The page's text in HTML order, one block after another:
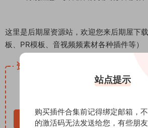
这里是后期屋资源站，欢迎您来后期屋下
板、PR模板、音视频频素材各种插件等）
资源下载
下载价格 12.99
立即购买
站点提示
购买插件合集前记得绑定邮箱，
的激活码无法发送给您，有些朋